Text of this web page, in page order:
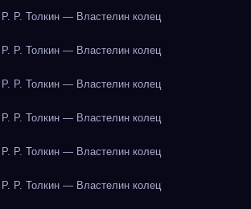
Р. Толкин — Властелин колец
Р. Толкин — Властелин колец
Р. Толкин — Властелин колец
Р. Толкин — Властелин колец
Р. Толкин — Властелин колец
Р. Толкин — Властелин колец